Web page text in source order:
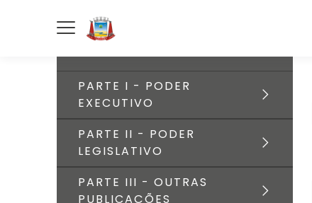
PARTE I - PODER
EXECUTIVO
PARTE II - PODER
LEGISLATIVO
PARTE III - OUTRAS
PUBLICAÇÕES